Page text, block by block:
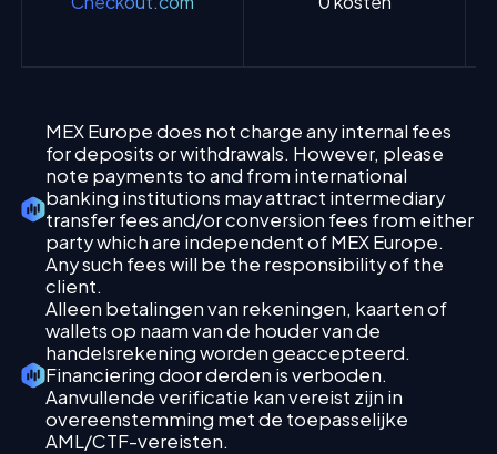
MEX Europe does not charge any internal fees
for deposits or withdrawals. However, please
note payments to and from international
banking institutions may attract intermediary
transfer fees and/or conversion fees from either
party which are independent of MEX Europe.
Any such fees will be the responsibility of the
client.
Alleen betalingen van rekeningen, kaarten of
wallets op naam van de houder van de
handelsrekening worden geaccepteerd.
Financiering door derden is verboden.
Aanvullende verificatie kan vereist zijn in
overeenstemming met de toepasselijke
AML/CTF-vereisten.